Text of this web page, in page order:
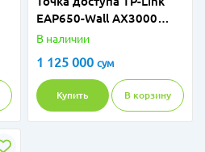
EAP650-Wall AX3000
Dual-Band
В наличии
1 125 000 сум
Купить В корзину